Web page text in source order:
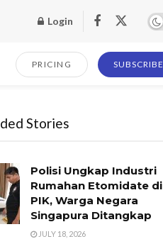
Login
PRICING SUBSCRIBE
Stories
Polisi Ungkap Industri
Rumahan Etomidate di
PIK, Warga Negara
Singapura Ditangkap
JULY 18, 2026